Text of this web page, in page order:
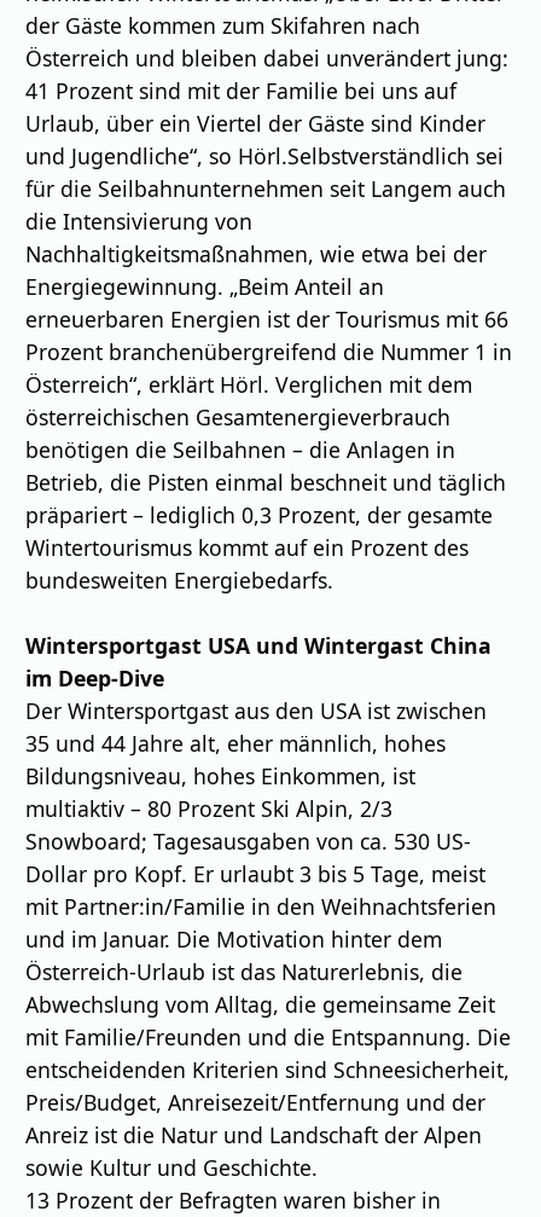
der Gäste kommen zum Skifahren nach
Österreich und bleiben dabei unverändert jung:
41 Prozent sind mit der Familie bei uns auf
Urlaub, über ein Viertel der Gäste sind Kinder
und Jugendliche“, so Hörl.Selbstverständlich sei
für die Seilbahnunternehmen seit Langem auch
die Intensivierung von
Nachhaltigkeitsmaßnahmen, wie etwa bei der
Energiegewinnung. „Beim Anteil an
erneuerbaren Energien ist der Tourismus mit 66
Prozent branchenübergreifend die Nummer 1 in
Österreich“, erklärt Hörl. Verglichen mit dem
österreichischen Gesamtenergieverbrauch
benötigen die Seilbahnen – die Anlagen in
Betrieb, die Pisten einmal beschneit und täglich
präpariert – lediglich 0,3 Prozent, der gesamte
Wintertourismus kommt auf ein Prozent des
bundesweiten Energiebedarfs.
Wintersportgast USA und Wintergast China
im Deep-Dive
Der Wintersportgast aus den USA ist zwischen
35 und 44 Jahre alt, eher männlich, hohes
Bildungsniveau, hohes Einkommen, ist
multiaktiv – 80 Prozent Ski Alpin, 2/3
Snowboard; Tagesausgaben von ca. 530 US-
Dollar pro Kopf. Er urlaubt 3 bis 5 Tage, meist
mit Partner:in/Familie in den Weihnachtsferien
und im Januar. Die Motivation hinter dem
Österreich-Urlaub ist das Naturerlebnis, die
Abwechslung vom Alltag, die gemeinsame Zeit
mit Familie/Freunden und die Entspannung. Die
entscheidenden Kriterien sind Schneesicherheit,
Preis/Budget, Anreisezeit/Entfernung und der
Anreiz ist die Natur und Landschaft der Alpen
sowie Kultur und Geschichte.
13 Prozent der Befragten waren bisher in